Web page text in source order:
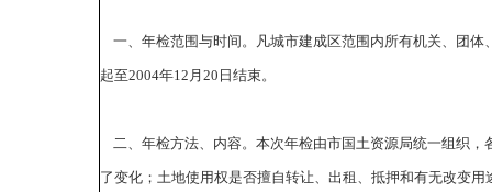
一、年检范围与时间。凡城市建成区范围内所有机关、团
起至2004年12月20日结束。
二、年检方法、内容。本次年检由市国土资源局统一组织
了变化；土地使用权是否擅自转让、出租、抵押和有无改变用